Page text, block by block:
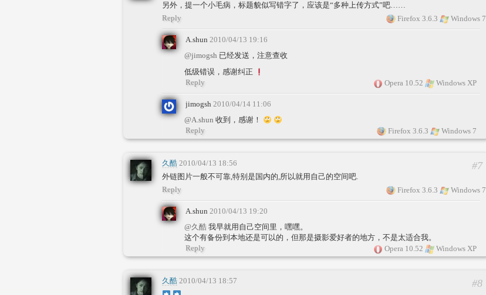
另外，提一个小毛病，标题貌似写错字了，应该是“多种上传方式”吧……
Firefox 3.6.3
Windows 7
Reply
A.shun 2010/04/13 19:16
@jimogsh 已经发送，注意查收
低级错误，感谢纠正
Opera 10.52
Windows XP
Reply
jimogsh 2010/04/14 11:06
@A.shun 收到，感谢！
Firefox 3.6.3
Windows 7
Reply
久酷 2010/04/13 18:56
外链图片一般不可靠,特别是国内的,所以就用自己的空间吧.
Firefox 3.6.3
Windows 7
#7
Reply
A.shun 2010/04/13 19:20
@久酷 我早就用自己空间里，嘿嘿。
这个有备份到本地还是可以的，但那是摄影爱好者的地方，不是太适合我。
Opera 10.52
Windows XP
Reply
久酷 2010/04/13 18:57 #8